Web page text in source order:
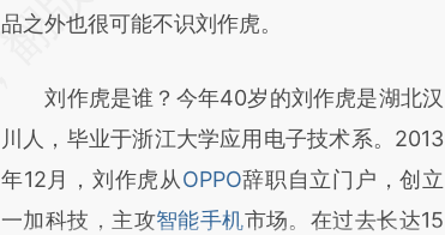
品之外也很可能不识刘作虎。
刘作虎是谁？今年40岁的刘作虎是湖北汉
川人，毕业于浙江大学应用电子技术系。2013
年12月，刘作虎从OPPO辞职自立门户，创立
一加科技，主攻智能手机市场。在过去长达15